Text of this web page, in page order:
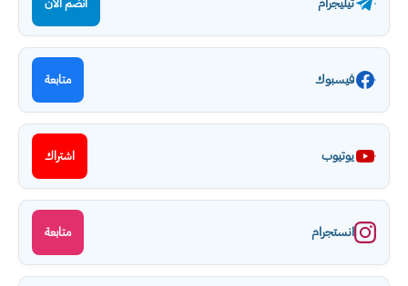
انضم الآن
فيسبوك متابعة
يوتيوب اشتراك
انستجرام متابعة